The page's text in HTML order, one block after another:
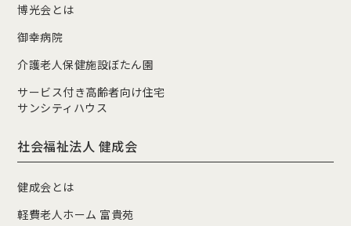
博光会とは
御幸病院
介護老人保健施設ぼたん園
サービス付き高齢者向け住宅
サンシティハウス
社会福祉法人 健成会
健成会とは
軽費老人ホーム 富貴苑